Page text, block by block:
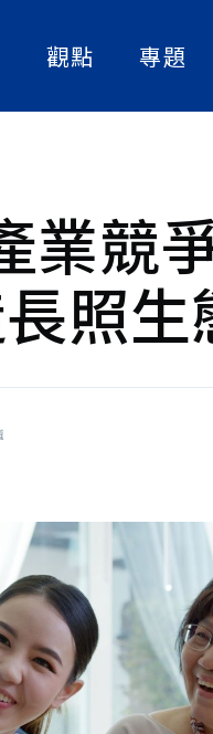
作解析
觀點
人物訪談
策略觀點
大話智慧製
社畜看天下
NExT
專題
業競
照生